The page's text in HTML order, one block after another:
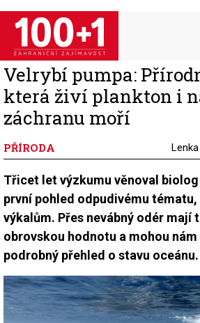
Přejít
hlavnímu
obsahu
Velrybí pumpa:
která živí plankton i
záchranu moří
PŘÍRODA
Třicet let výzkumu věnoval biolog
první pohled odpudivému
výkalům. Přes nevábný odér mají
obrovskou hodnotu a mohou
podrobný přehled o stavu oceánu.